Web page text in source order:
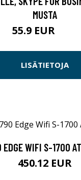
MUSTA
55.9 EUR
LISÄTIETOJA
EDGE WIFI S-1700
450.12 EUR